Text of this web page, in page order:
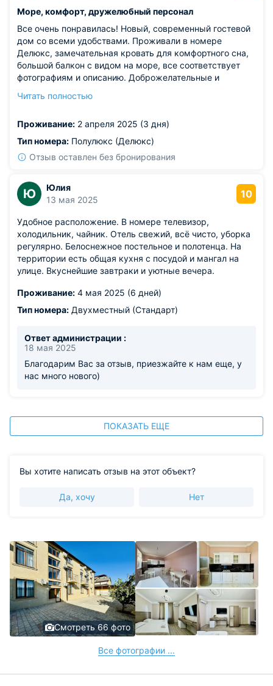
Море, комфорт, дружелюбный персонал
Все очень понравилась! Новый, современный гостевой
дом со всеми удобствами. Проживали в номере
Делюкс, замечательная кровать для комфортного сна,
большой балкон с видом на море, все соответствует
фотографиям и описанию. Доброжелательные и
подсказать, накормить ( Денису отдельный респект за
Мария готовит замечательные завтраки. Есть беседки
на улице, чтобы отдохнуть. Общая кухня со всем
необходимым ( для тех, кто хочет готовить еду сам).
РЕКОМЕНДУЕМ!!!
Читать полностью
Проживание: 2 апреля 2025 (3 дня)
Тип номера: Полулюкс (Делюкс)
Отзыв оставлен без бронирования
Ю
Юлия
13 мая 2025
10
Удобное расположение. В номере телевизор,
холодильник, чайник. Отель свежий, всё чисто, уборка
регулярно. Белоснежное постельное и полотенца. На
территории есть общая кухня с посудой и мангал на
улице. Вкуснейшие завтраки и уютные вечера.
Проживание: 4 мая 2025 (6 дней)
Тип номера: Двухместный (Стандарт)
Ответ администрации :
18 мая 2025
Благодарим Вас за отзыв, приезжайте к нам еще, у
нас много нового)
ПОКАЗАТЬ ЕЩЕ
Вы хотите написать отзыв на этот объект?
Да, хочу Нет
Смотреть 66 фото
Все фотографии ...